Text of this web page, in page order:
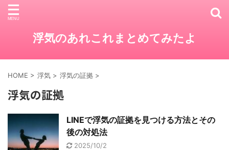
浮気のあれこれまとめてみたよ
HOME > 浮気 > 浮気の証拠 >
浮気の証拠
LINEで浮気の証拠を見つける方法とその
後の対処法
2025/10/2